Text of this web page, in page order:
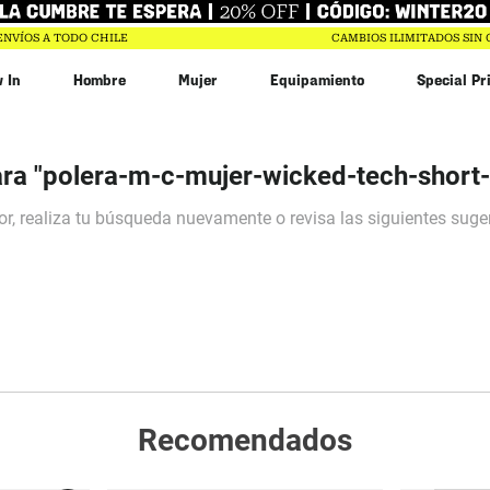
A TODO CHILE CAMBIOS ILIMITADOS SIN
In Hombre Mujer Equipamiento Special
"polera-m-c-mujer-wicked-tech-
Recomendados